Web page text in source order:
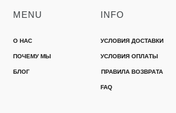
О НАС
ПОЧЕМУ МЫ
MENU
БЛОГ
УСЛОВИЯ ДОСТАВКИ
УСЛОВИЯ ОПЛАТЫ
INFO
FAQ
ПРАВИЛА ВОЗВРАТА